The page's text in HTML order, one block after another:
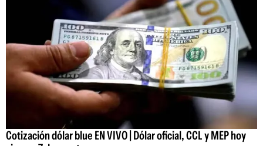
Cotización dólar blue EN VIVO | Dólar oficial, CCL y MEP hoy